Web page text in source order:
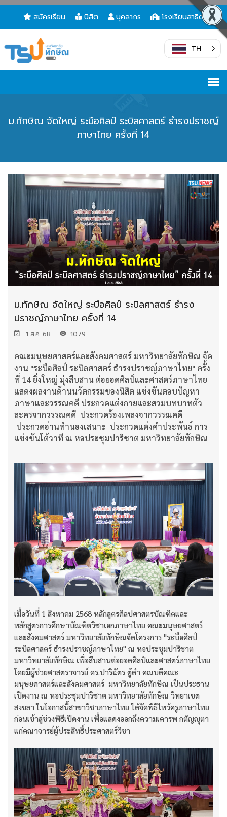
สมัครเรียน นิสิต บุคลากร โรงเรียนสาธิต
TH
ม.ทักษิณ จัดใหญ่ ระบือศิลป์ ระบิลศาสตร์ ธำรงปราชญ์
ภาษาไทย ครั้งที่ 14
ม.ทักษิณ จัดใหญ่ ระบือศิลป์ ระบิลศาสตร์ ธำรง
ปราชญ์ภาษาไทย ครั้งที่ 14
1 ส.ค. 68 1079
คณะมนุษยศาสตร์และสังคมศาสตร์ มหาวิทยาลัยทักษิณ จัด
งาน "ระบือศิลป์ ระบิลศาสตร์ ธำรงปราชญ์ภาษาไทย" ครั้ง
ที่ 14 ยิ่งใหญ่ มุ่งสืบสาน ต่อยอดศิลป์และศาสตร์ภาษาไทย
แสดงผลงานด้านนวัตกรรมของนิสิต แข่งขันตอบปัญหา
ภาษาและวรรณคดี ประกวดแต่งกายและสวมบทบาทตัว
ละครจากวรรณคดี ประกวดร้องเพลงจากวรรณคดี
ประกวดอ่านทำนองเสนาะ ประกวดแต่งคำประพันธ์ การ
แข่งขันโต้วาที ณ หอประชุมปาริชาต มหาวิทยาลัยทักษิณ
เมื่อวันที่ 1 สิงหาคม 2568 หลักสูตรศิลปศาสตรบัณฑิตและ
หลักสูตรการศึกษาบัณฑิตวิชาเอกภาษาไทย คณะมนุษยศาสตร์
และสังคมศาสตร์ มหาวิทยาลัยทักษิณจัดโครงการ "ระบือศิลป์
ระบิลศาสตร์ ธำรงปราชญ์ภาษาไทย" ณ หอประชุมปาริชาต
มหาวิทยาลัยทักษิณ เพื่อสืบสานต่อยอดศิลป์และศาสตร์ภาษาไทย
โดยมีผู้ช่วยศาสตราจารย์ ดร.ปาริฉัตร ตู้ดำ คณบดีคณะ
มนุษยศาสตร์และสังคมศาสตร์ มหาวิทยาลัยทักษิณ เป็นประธาน
เปิดงาน ณ หอประชุมปาริชาต มหาวิทยาลัยทักษิณ วิทยาเขต
สงขลา ในโอกาสนี้สาขาวิชาภาษาไทย ได้จัดพิธีไหว้ครูภาษาไทย
ก่อนเข้าสู่ช่วงพิธีเปิดงาน เพื่อแสดงออกถึงความเคารพ กตัญญุตา
แก่คณาจารย์ผู้ประสิทธิ์ประศาสตร์วิชา